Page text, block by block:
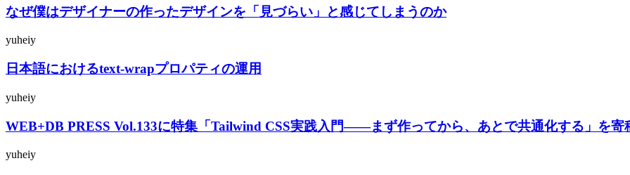
なぜ僕はデザイナーの作ったデザインを「見づらい」と感じてしまうのか
yuheiy
日本語におけるtext-wrapプロパティの運用
yuheiy
WEB+DB PRESS Vol.133に特集「Tailwind CSS実践入門——まず作ってから、あとで共通化する」を寄
yuheiy